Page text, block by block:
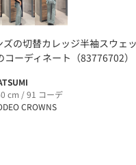
ズの切替カレッジ半袖スウェ
コーディネート（83776702）
cm / 91 コーデ
CROWNS